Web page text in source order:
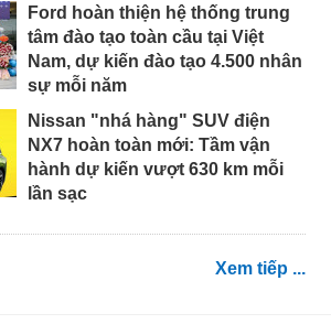
Ford hoàn thiện hệ thống trung
tâm đào tạo toàn cầu tại Việt
Nam, dự kiến đào tạo 4.500 nhân
sự mỗi năm
Nissan "nhá hàng" SUV điện
NX7 hoàn toàn mới: Tầm vận
hành dự kiến vượt 630 km mỗi
lần sạc
Xem tiếp ...